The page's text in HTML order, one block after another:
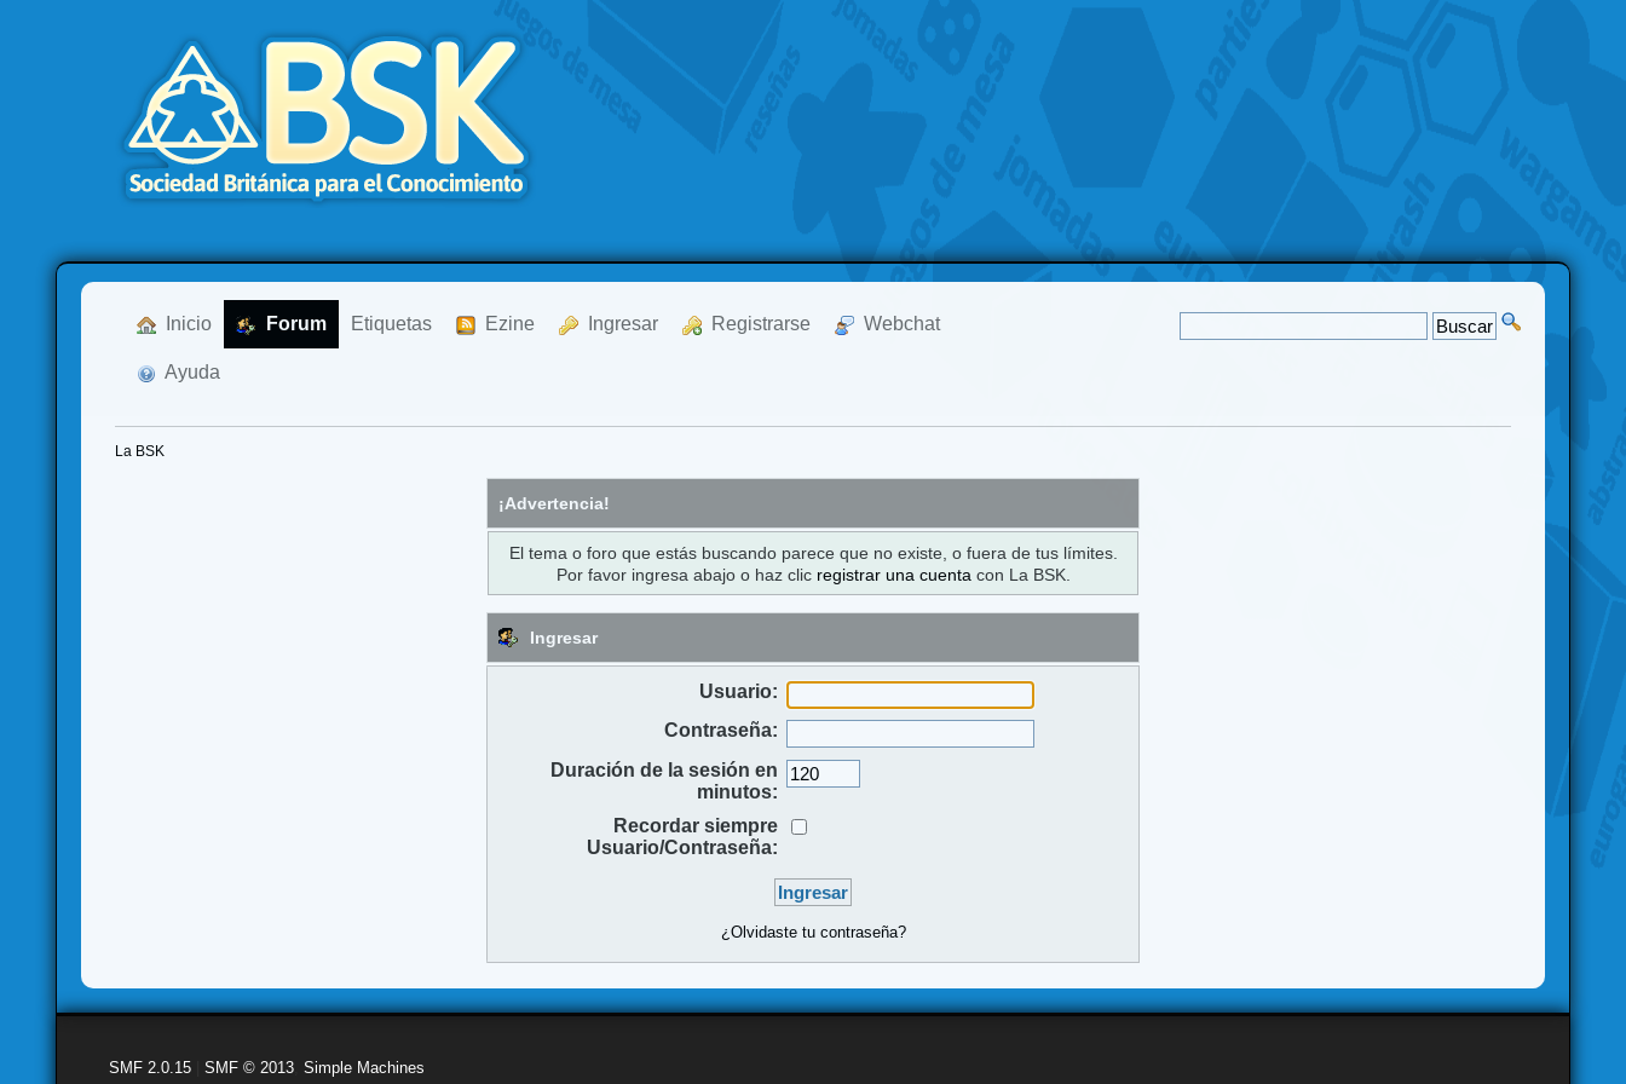
Inicio Forum Etiquetas Ezine Ingresar Registrarse Webchat
Ayuda
La BSK
¡Advertencia!
El tema o foro que estás buscando parece que no existe, o fuera de tus límites.
Por favor ingresa abajo o haz clic registrar una cuenta con La BSK.
Ingresar
Usuario:
Contraseña:
Duración de la sesión en
minutos:
Recordar siempre
Usuario/Contraseña:
¿Olvidaste tu contraseña?
SMF 2.0.15 |SMF © 2013 ,Simple Machines